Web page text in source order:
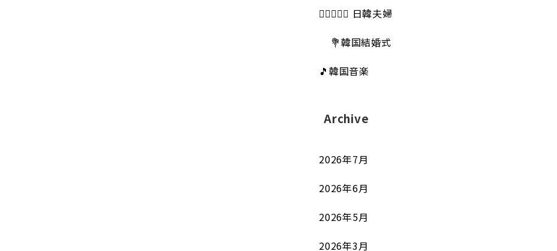
👩🏻‍❤️‍👨🏻 日韓夫婦
💐韓国結婚式
🎵韓国音楽
Archive
2026年7月
2026年6月
2026年5月
2026年3月